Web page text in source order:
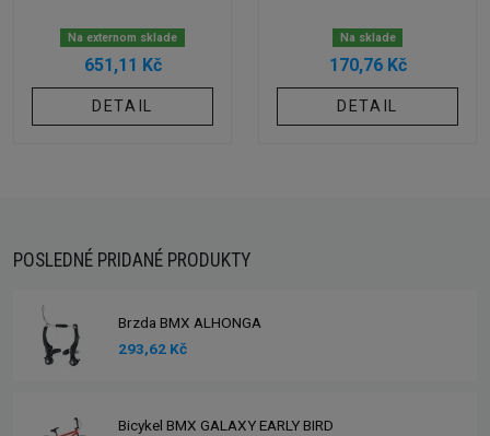
Na externom sklade
651,11 Kč
DETAIL
Na sklade
170,76 Kč
DETAIL
POSLEDNÉ PRIDANÉ PRODUKTY
Brzda BMX ALHONGA
293,62 Kč
Bicykel BMX GALAXY EARLY BIRD